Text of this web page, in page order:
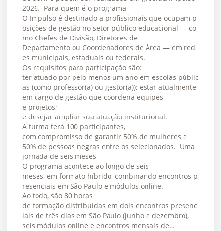
2026. Para quem é o programa
O Impulso é destinado a profissionais que ocupam p
osições de gestão no setor público educacional — co
mo Chefes de Divisão, Diretores de
Departamento ou Coordenadores de Área — em red
es municipais, estaduais ou federais.
Os requisitos para participação são:
ter atuado por pelo menos um ano em escolas públic
as (como professor(a) ou gestor(a)); estar atualmente
em cargo de gestão que coordena equipes
e projetos;
e desejar ampliar sua atuação institucional.
A turma terá 100 participantes,
com compromisso de garantir 50% de mulheres e
50% de pessoas negras entre os selecionados. Uma
jornada de seis meses
O programa acontece ao longo de seis
meses, em formato híbrido, combinando encontros p
resenciais em São Paulo e módulos online.
Ao todo, são 80 horas
de formação distribuídas em dois encontros presenc
iais de três dias em São Paulo (junho e dezembro),
seis módulos online e encontros mensais de…